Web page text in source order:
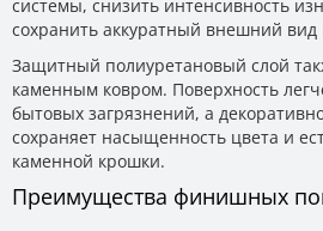
системы, снизить интенсивность
сохранить аккуратный внешний вид
Защитный полиуретановый слой
каменным ковром. Поверхность
бытовых загрязнений, а
сохраняет насыщенность цвета и
каменной крошки.
Преимущества финишных